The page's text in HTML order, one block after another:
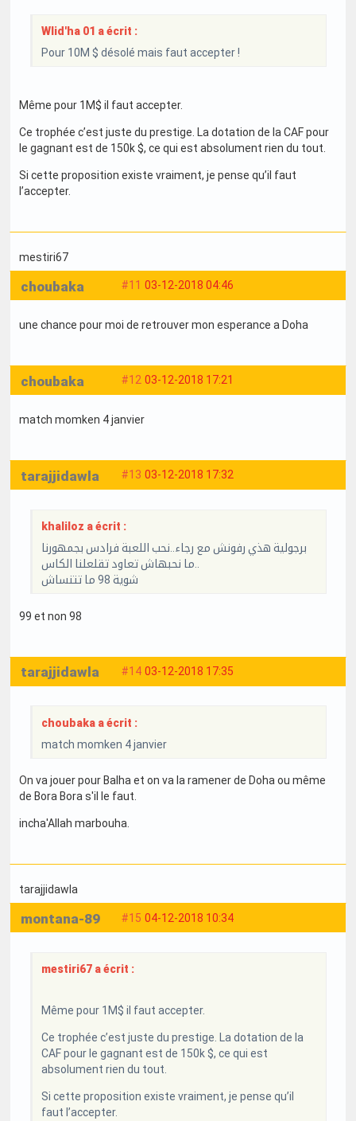
Wlid'ha 01 a écrit :
Pour 10M $ désolé mais faut accepter !
Même pour 1M$ il faut accepter.
Ce trophée c’est juste du prestige. La dotation de la CAF pour
le gagnant est de 150k $, ce qui est absolument rien du tout.
Si cette proposition existe vraiment, je pense qu’il faut
l’accepter.
mestiri67
#11 03-12-2018 04:46
choubaka
une chance pour moi de retrouver mon esperance a Doha
#12 03-12-2018 17:21
choubaka
match momken 4 janvier
#13 03-12-2018 17:32
tarajjidawla
khaliloz a écrit :
برجولية هذي رفونش مع رجاء..نحب اللعبة فرادس بجمهورنا
شوية 98 ما تتنساش
99 et non 98
#14 03-12-2018 17:35
tarajjidawla
choubaka a écrit :
match momken 4 janvier
On va jouer pour Balha et on va la ramener de Doha ou même
de Bora Bora s'il le faut.
incha'Allah marbouha.
tarajjidawla
#15 04-12-2018 10:34
montana-89
mestiri67 a écrit :
Même pour 1M$ il faut accepter.
Ce trophée c’est juste du prestige. La dotation de la
CAF pour le gagnant est de 150k $, ce qui est
absolument rien du tout.
Si cette proposition existe vraiment, je pense qu’il
faut l’accepter.